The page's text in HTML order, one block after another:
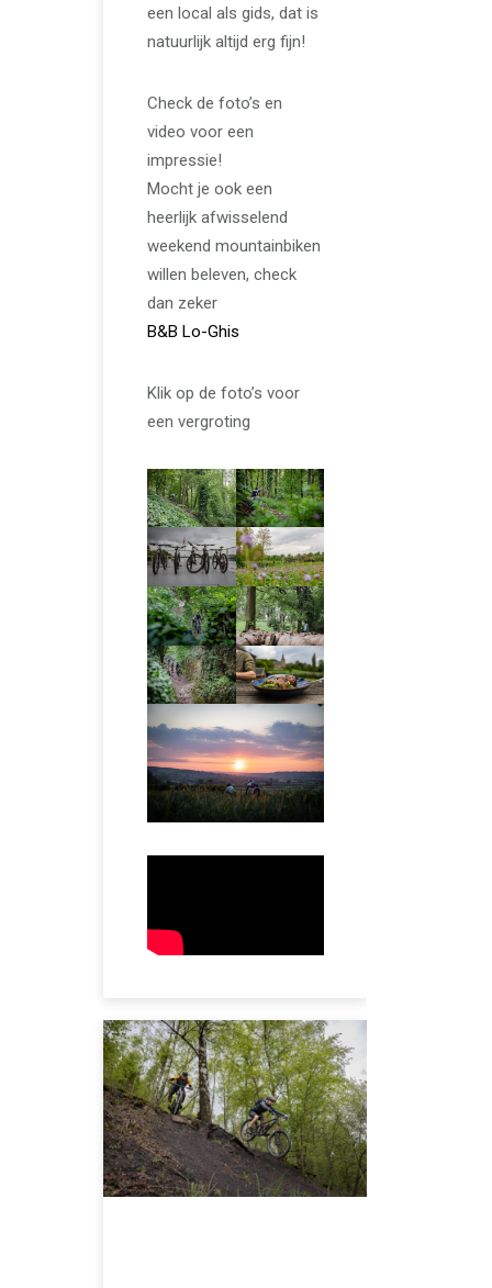
een local als gids, dat is
natuurlijk altijd erg fijn!
Check de foto’s en
video voor een
impressie!
Mocht je ook een
heerlijk afwisselend
weekend mountainbiken
willen beleven, check
dan zeker
B&B Lo-Ghis
Klik op de foto’s voor
een vergroting